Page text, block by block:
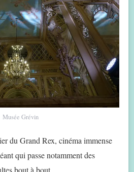
Musée Grévin
du Grand Rex, cinéma immense
qui passe notamment des
bout à bout.